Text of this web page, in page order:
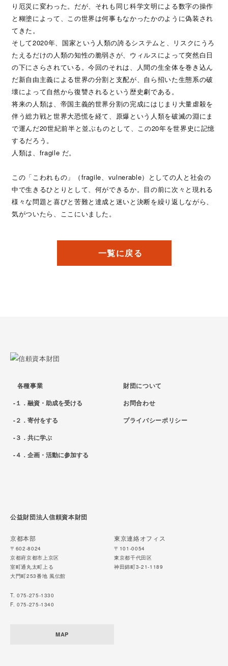
り厄災に変わった。だが、それも同じ科学文明による数字の操作
と糊塗によって、この世界は何事もなかったかのように偽装され
てきた。
そして2020年、国家という人類の誇るシステムと、リスクにうろ
たえるだけの人類の知性の脆弱さが、ウィルスによって突然白日
の下にさらされている。今回のそれは、人間の生全体を巻き込ん
だ新自由主義による世界の分割と支配が、自ら招いた生態系の破
壊によって自然から復讐されるという歴史劇である。
将来の人類は、帝国主義的世界分割の完成にはじまり大量虐殺を
伴う総力戦と世界大恐慌を経て、原爆という人類を破滅の淵にま
で運んだ20世紀前半と並ぶものとして、この20年を世界史に記憶
するだろう。
人類は、fragile だ。
この「こわれもの」（fragile、vulnerable）としての人と社会の
中で生きるひとりとして、何ができるか。目の前に次々と現れる
様々な問題と喜びと苦難と達成と迷いと決断を繰り返しながら、
気がついたら、ここにいました。
一覧に戻る
各種事業
１．融資・助成を受ける
２．寄付をする
３．共に学ぶ
４．企画・活動に参加する
財団について
お問合わせ
プライバシーポリシー
公益財団法人信頼資本財団
京都本部
〒602-8024
京都府京都市上京区
室町通丸太町上る
大門町253番地 風伝館
T. 075-275-1330
F. 075-275-1340
MAP
東京連絡オフィス
〒101-0054
東京都千代田区
神田錦町3-21-1189